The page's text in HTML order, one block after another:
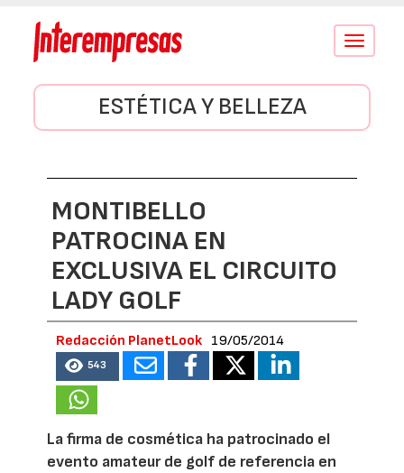
Conmutar
ESTÉTICA Y BELLEZA
MONTIBELLO
PATROCINA EN
EXCLUSIVA EL CIRCUITO
LADY GOLF
Redacción PlanetLook 19/05/2014
543
La firma de cosmética ha patrocinado el
evento amateur de golf de referencia en